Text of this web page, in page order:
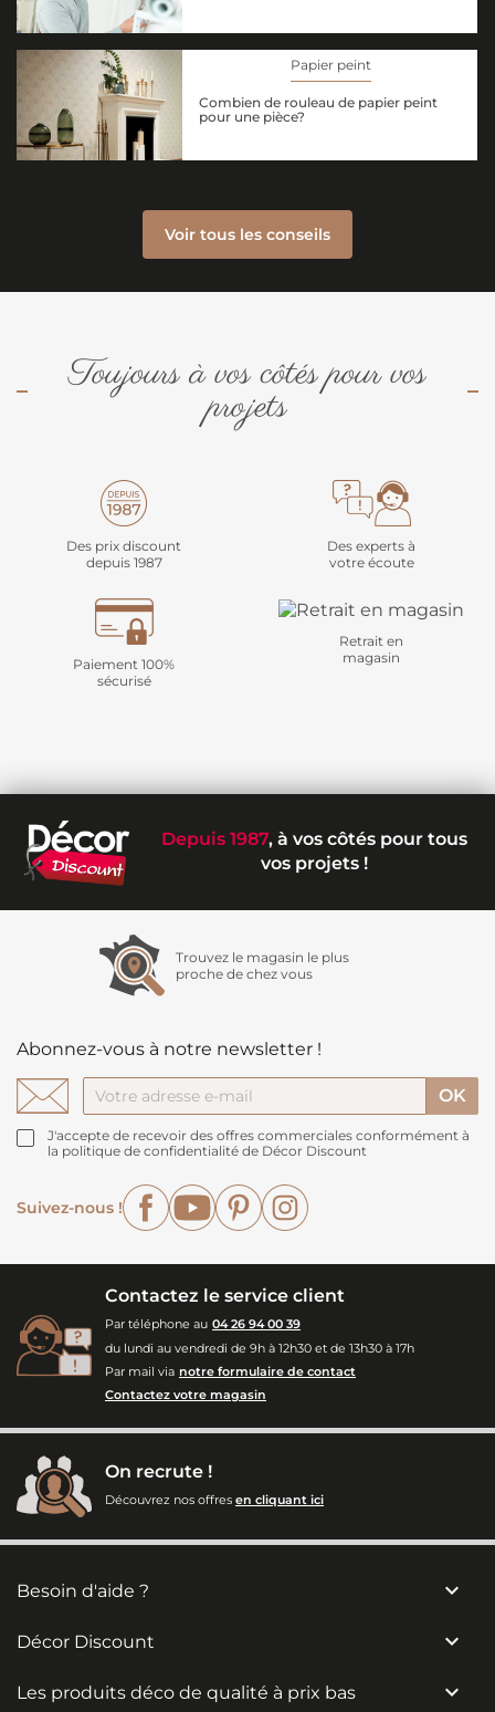
Papier peint
Combien de rouleau de papier peint
pour une pièce?
Voir tous les conseils
Toujours à vos côtés pour vos
projets
Des prix discount
depuis 1987
Des experts à
votre écoute
Paiement 100%
sécurisé
Retrait en
magasin
Depuis 1987, à vos côtés pour tous
vos projets !
Trouvez le magasin le plus
proche de chez vous
Abonnez-vous à notre newsletter !
J'accepte de recevoir des offres commerciales conformément à
la politique de confidentialité de Décor Discount
Suivez-nous !
FacebookYouTubePinterest
Contactez le service client
Par téléphone au 04 26 94 00 39
du lundi au vendredi de 9h à 12h30 et de 13h30 à 17h
Par mail via notre formulaire de contact
Contactez votre magasin
On recrute !
Découvrez nos offres en cliquant ici
Besoin d'aide ? 
Décor Discount 
Les produits déco de qualité à prix bas 